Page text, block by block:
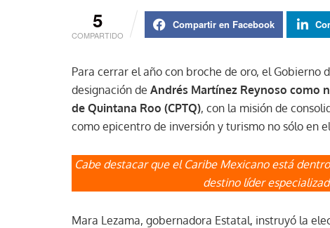
5
COMPARTIDO
Compartir en Facebook
Para cerrar el año con broche de oro, el Gobierno
designación de Andrés Martínez Reynoso como
de Quintana Roo (CPTQ), con la misión de
como epicentro de inversión y turismo no sólo en
Cabe destacar que el Caribe Mexicano está
destino líder
Mara Lezama, gobernadora Estatal, instruyó la